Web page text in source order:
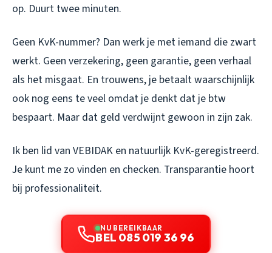
op. Duurt twee minuten.
Geen KvK-nummer? Dan werk je met iemand die zwart
werkt. Geen verzekering, geen garantie, geen verhaal
als het misgaat. En trouwens, je betaalt waarschijnlijk
ook nog eens te veel omdat je denkt dat je btw
bespaart. Maar dat geld verdwijnt gewoon in zijn zak.
Ik ben lid van VEBIDAK en natuurlijk KvK-geregistreerd.
Je kunt me zo vinden en checken. Transparantie hoort
bij professionaliteit.
NU BEREIKBAAR
BEL 085 019 36 96